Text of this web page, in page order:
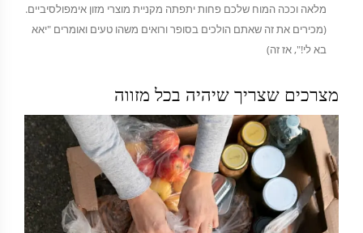
מלאה וככה המוח שלכם פחות יתפתה מקניית מוצרי מזון אימפולסיביים.
(מכירים את זה שאתם הולכים בסופר ורואים משהו טעים ואומרים "יאא
בא לי!", אז זה)
מצרכים שצריך שיהיה בכל מזווה